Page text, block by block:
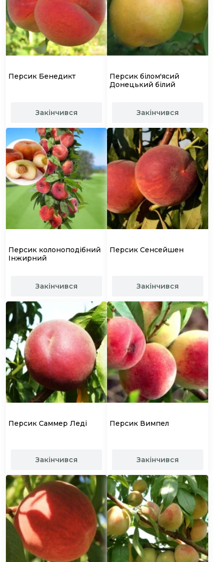
Персик Бенедикт
Закінчився
Персик білом'ясий
Донецький білий
Закінчився
Персик колоноподібний
Інжирний
Закінчився
Персик Сенсейшен
Закінчився
Персик Саммер Леді
Закінчився
Персик Вимпел
Закінчився